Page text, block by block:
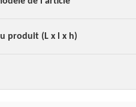
produit (L x l x h)